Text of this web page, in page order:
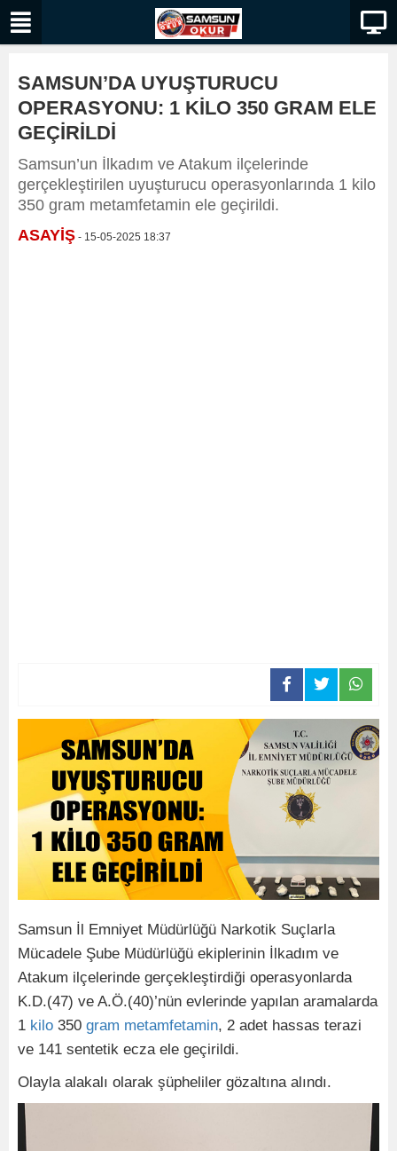
SAMSUN’DA UYUŞTURUCU
OPERASYONU: 1 KİLO 350 GRAM ELE
GEÇİRİLDİ
Samsun’un İlkadım ve Atakum ilçelerinde
gerçekleştirilen uyuşturucu operasyonlarında 1 kilo
350 gram metamfetamin ele geçirildi.
ASAYİŞ - 15-05-2025 18:37
Samsun İl Emniyet Müdürlüğü Narkotik Suçlarla
Mücadele Şube Müdürlüğü ekiplerinin İlkadım ve
Atakum ilçelerinde gerçekleştirdiği operasyonlarda
K.D.(47) ve A.Ö.(40)’nün evlerinde yapılan aramalarda
1 kilo 350 gram metamfetamin, 2 adet hassas terazi
ve 141 sentetik ecza ele geçirildi.
Olayla alakalı olarak şüpheliler gözaltına alındı.